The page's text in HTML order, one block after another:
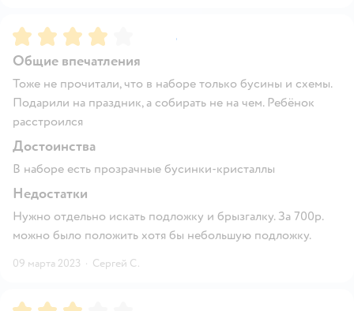
Рейтинг:4
Общие впечатления
Тоже не прочитали, что в наборе только бусины и схемы.
Подарили на праздник, а собирать не на чем. Ребёнок
расстроился
Достоинства
В наборе есть прозрачные бусинки-кристаллы
Недостатки
Нужно отдельно искать подложку и брызгалку. За 700р.
можно было положить хотя бы небольшую подложку.
09 марта 2023 · Сергей С.
Рейтинг:3